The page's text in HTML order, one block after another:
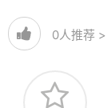
0人推荐 >